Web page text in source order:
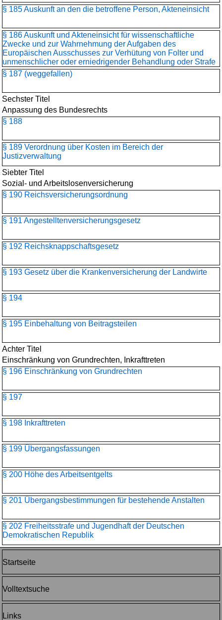
§ 185 Auskunft an den die betroffene Person, Akteneinsicht
§ 186 Auskunft und Akteneinsicht für wissenschaftliche
Zwecke und zur Wahrnehmung der Aufgaben des
Europäischen Ausschusses zur Verhütung von Folter und
unmenschlicher oder erniedrigender Behandlung oder Strafe
§ 187 (weggefallen)
Sechster Titel
Anpassung des Bundesrechts
§ 188
§ 189 Verordnung über Kosten im Bereich der
Justizverwaltung
Siebter Titel
Sozial- und Arbeitslosenversicherung
§ 190 Reichsversicherungsordnung
§ 191 Angestelltenversicherungs­gesetz
§ 192 Reichsknappschaftsgesetz
§ 193 Gesetz über die Krankenversicherung der Landwirte
§ 194
§ 195 Einbehaltung von Beitragsteilen
Achter Titel
Einschränkung von Grundrechten, Inkrafttreten
§ 196 Einschränkung von Grundrechten
§ 197
§ 198 Inkrafttreten
§ 199 Übergangsfassungen
§ 200 Höhe des Arbeitsentgelts
§ 201 Übergangsbestimmungen für bestehende Anstalten
§ 202 Freiheitsstrafe und Jugendhaft der Deutschen
Demokratischen Republik
Startseite
Volltextsuche
Links